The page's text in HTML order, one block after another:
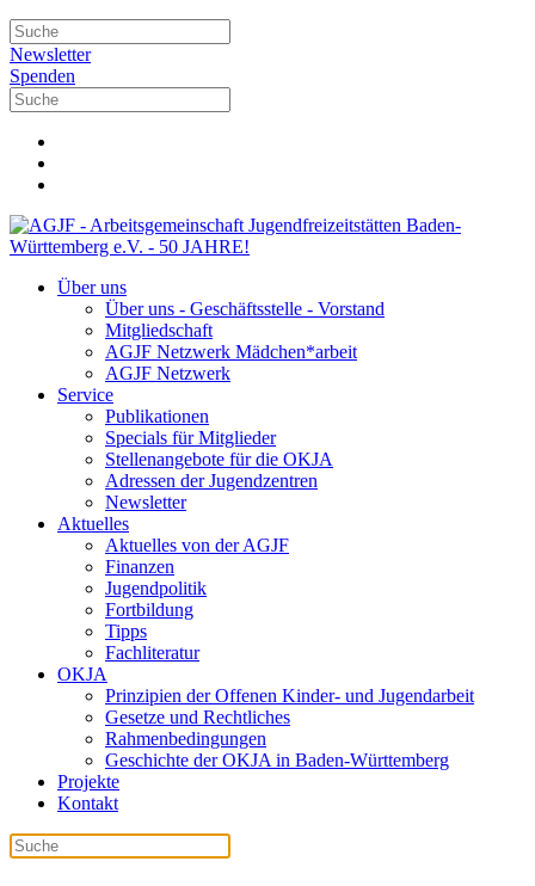
Newsletter
Spenden
Über uns
Über uns - Geschäftsstelle - Vorstand
Mitgliedschaft
AGJF Netzwerk Mädchen*arbeit
AGJF Netzwerk
Service
Publikationen
Specials für Mitglieder
Stellenangebote für die OKJA
Adressen der Jugendzentren
Newsletter
Aktuelles
Aktuelles von der AGJF
Finanzen
Jugendpolitik
Fortbildung
Tipps
Fachliteratur
OKJA
Prinzipien der Offenen Kinder- und Jugendarbeit
Gesetze und Rechtliches
Rahmenbedingungen
Geschichte der OKJA in Baden-Württemberg
Projekte
Kontakt